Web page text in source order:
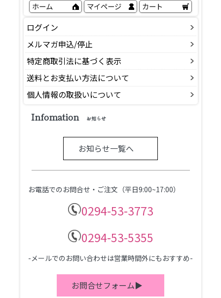
ホーム マイページ カート
ログイン
メルマガ申込/停止
特定商取引法に基づく表示
送料とお支払い方法について
個人情報の取扱いについて
Infomation お知らせ
お知らせ一覧へ
お電話でのお問合せ・ご注文（平日9:00~17:00）
0294-53-3773
0294-53-5355
-メールでのお問い合わせは営業時間外にもおすすめ-
お問合せフォーム▶